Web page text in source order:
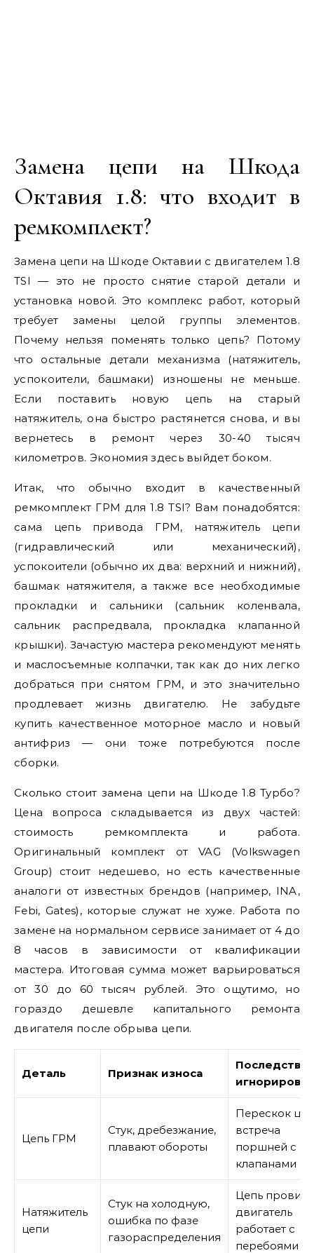
Замена цепи на Шкода
Октавия 1.8: что входит в
ремкомплект?
Замена цепи на Шкоде Октавии с двигателем 1.8
TSI — это не просто снятие старой детали и
установка новой. Это комплекс работ, который
требует замены целой группы элементов.
Почему нельзя поменять только цепь? Потому
что остальные детали механизма (натяжитель,
успокоители, башмаки) изношены не меньше.
Если поставить новую цепь на старый
натяжитель, она быстро растянется снова, и вы
вернетесь в ремонт через 30-40 тысяч
километров. Экономия здесь выйдет боком.
Итак, что обычно входит в качественный
ремкомплект ГРМ для 1.8 TSI? Вам понадобятся:
сама цепь привода ГРМ, натяжитель цепи
(гидравлический или механический),
успокоители (обычно их два: верхний и нижний),
башмак натяжителя, а также все необходимые
прокладки и сальники (сальник коленвала,
сальник распредвала, прокладка клапанной
крышки). Зачастую мастера рекомендуют менять
и маслосъемные колпачки, так как до них легко
добраться при снятом ГРМ, и это значительно
продлевает жизнь двигателю. Не забудьте
купить качественное моторное масло и новый
антифриз — они тоже потребуются после
сборки.
Сколько стоит замена цепи на Шкоде 1.8 Турбо?
Цена вопроса складывается из двух частей:
стоимость ремкомплекта и работа.
Оригинальный комплект от VAG (Volkswagen
Group) стоит недешево, но есть качественные
аналоги от известных брендов (например, INA,
Febi, Gates), которые служат не хуже. Работа по
замене на нормальном сервисе занимает от 4 до
8 часов в зависимости от квалификации
мастера. Итоговая сумма может варьироваться
от 30 до 60 тысяч рублей. Это ощутимо, но
гораздо дешевле капитального ремонта
двигателя после обрыва цепи.
Деталь Признак износа
Цепь ГРМ
Стук, дребезжание,
плавают обороты
Перескок
встреча
поршней с
клапанами
Натяжитель
цепи
Стук на холодную,
ошибка по фазе
газораспределения
Цепь
двигатель
работает с
перебоями